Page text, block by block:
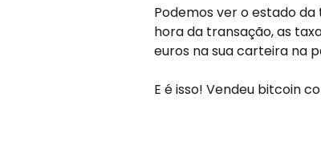
Podemos ver o estado
hora da transação, as
euros na sua carteira na
E é isso! Vendeu bitcoin